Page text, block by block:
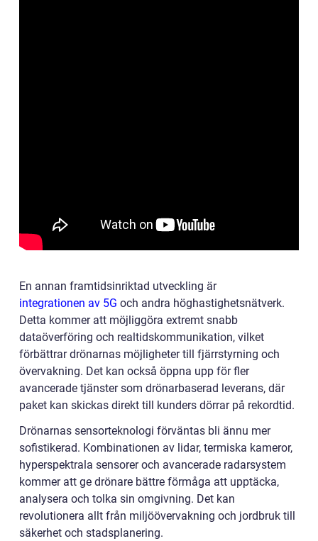
En annan framtidsinriktad utveckling är
integrationen av 5G och andra höghastighetsnätverk.
Detta kommer att möjliggöra extremt snabb
dataöverföring och realtidskommunikation, vilket
förbättrar drönarnas möjligheter till fjärrstyrning och
övervakning. Det kan också öppna upp för fler
avancerade tjänster som drönarbaserad leverans, där
paket kan skickas direkt till kunders dörrar på rekordtid.
Drönarnas sensorteknologi förväntas bli ännu mer
sofistikerad. Kombinationen av lidar, termiska kameror,
hyperspektrala sensorer och avancerade radarsystem
kommer att ge drönare bättre förmåga att upptäcka,
analysera och tolka sin omgivning. Det kan
revolutionera allt från miljöövervakning och jordbruk till
säkerhet och stadsplanering.